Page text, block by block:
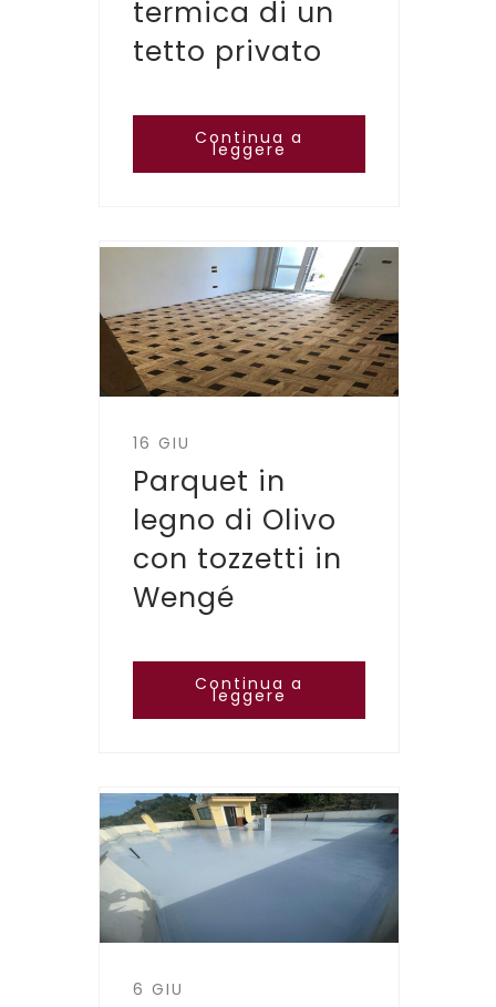
termica di un
tetto privato
Continua a
leggere
16 GIU
Parquet in
legno di Olivo
con tozzetti in
Wengé
Continua a
leggere
6 GIU